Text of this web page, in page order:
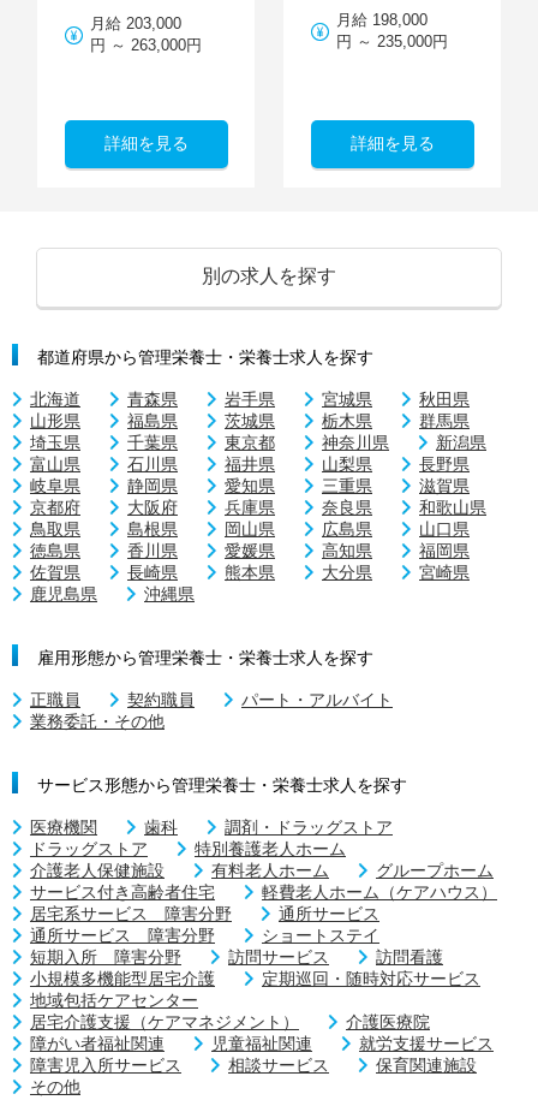
月給 203,000
円 ～ 263,000円
詳細を見る
月給 198,000
円 ～ 235,000円
詳細を見る
別の求人を探す
都道府県から管理栄養士・栄養士求人を探す
北海道 青森県 岩手県 宮城県
秋田県
山形県
福島県 茨城県 栃木県
群馬県
埼玉県
千葉県 東京都 神奈川県
新潟県
富山県
石川県 福井県 山梨県
長野県
岐阜県
静岡県 愛知県 三重県
滋賀県
京都府
大阪府 兵庫県 奈良県
和歌山県
鳥取県
島根県 岡山県 広島県
山口県
徳島県
香川県 愛媛県 高知県
福岡県
佐賀県
長崎県 熊本県 大分県
宮崎県
鹿児島県
沖縄県
雇用形態から管理栄養士・栄養士求人を探す
正職員 契約職員
パート・アルバイト
業務委託・その他
サービス形態から管理栄養士・栄養士求人を探す
医療機関 歯科
調剤・ドラッグストア
ドラッグストア
特別養護老人ホーム
介護老人保健施設
有料老人ホーム
グループホーム
サービス付き高齢者住宅
軽費老人ホーム（ケアハウス）
居宅系サービス 障害分野
通所サービス
通所サービス 障害分野
ショートステイ
短期入所 障害分野
訪問サービス
訪問看護
小規模多機能型居宅介護
定期巡回・随時対応サービス
地域包括ケアセンター
居宅介護支援（ケアマネジメント）
介護医療院
障がい者福祉関連
児童福祉関連
就労支援サービス
障害児入所サービス
相談サービス
保育関連施設
その他